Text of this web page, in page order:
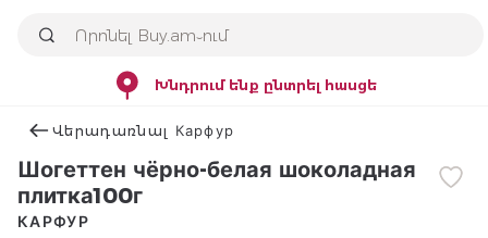
Խնդրում ենք ընտրել հասցե
Վերադառնալ Карфур
Шогеттен чёрно-белая шоколадная
плитка100г
КАРФУР